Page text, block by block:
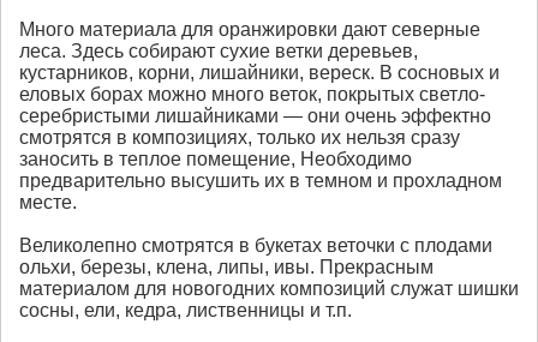
Много материала для оранжировки дают северные
леса. Здесь собирают сухие ветки деревьев,
кустарников, корни, лишайники, вереск. В сосновых и
еловых борах можно много веток, покрытых светло-
серебристыми лишайниками — они очень эффектно
смотрятся в композициях, только их нельзя сразу
заносить в теплое помещение, Необходимо
предварительно высушить их в темном и прохладном
месте.
Великолепно смотрятся в букетах веточки с плодами
ольхи, березы, клена, липы, ивы. Прекрасным
материалом для новогодних композиций служат шишки
сосны, ели, кедра, лиственницы и т.п.